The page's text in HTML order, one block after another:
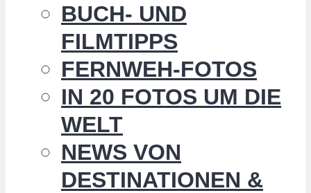
BUCH- UND
FILMTIPPS
FERNWEH-FOTOS
IN 20 FOTOS UM DIE
WELT
NEWS VON
DESTINATIONEN &